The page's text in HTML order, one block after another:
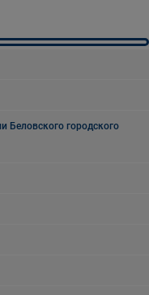
Беловского городского